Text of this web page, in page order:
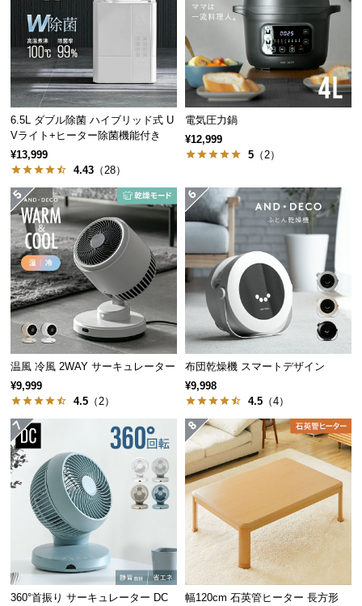
い
て
保
証
に
つ
い
会
員
規
約
に
つ
い
お
客
様
サ
ポ
お
知
6.5L ダブル除菌 ハイブリッド式 U
Vライト+ヒーター除菌機能付き
¥13,999
4.43 （28）
電気圧力鍋
¥12,999
5 （2）
温風 冷風 2WAY サーキュレーター
¥9,999
4.5 （2）
布団乾燥機 スマートデザイン
¥9,998
4.5 （4）
360°首振り サーキュレーター DC
幅120cm 石英管ヒーター 長方形